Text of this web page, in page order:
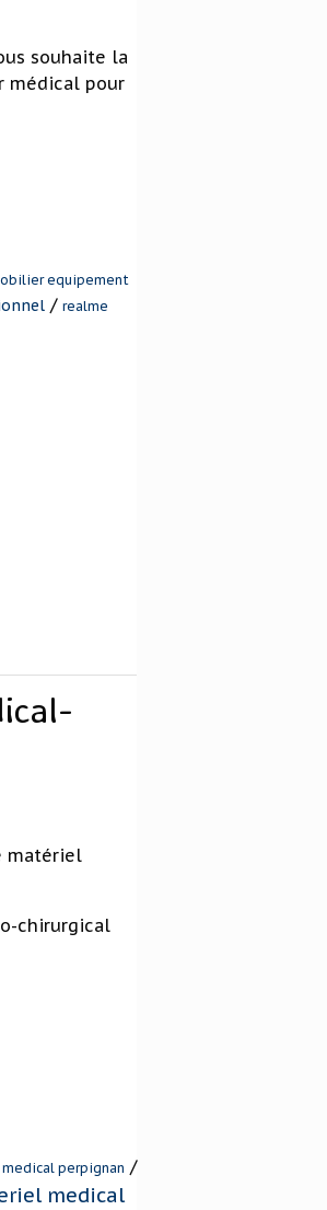
souhaite la
médical pour
equipement
/ realme
matériel
chirurgical
perpignan /
medical